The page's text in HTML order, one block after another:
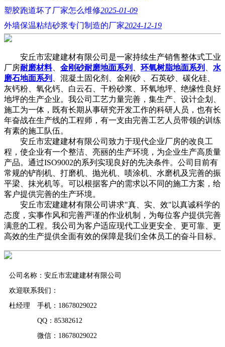
塑胶跑道坏了厂家怎么维修2025-01-09
外墙保温粘结砂浆专门制造的厂家2024-12-19
安丘市宏建建材有限公司是一家持续生产销售整体式工业
厂房耐磨材料、 金刚砂耐磨地面系列 环氧树脂地面系列
水
磨石地面系列
、混凝土固化剂、金刚砂 、石英砂、碳化硅、
灰钙粉、氧化钙、白云石、干粉砂浆、环氧地坪、绝缘性良好
地坪的生产企业。我公司工艺力量完善，集生产、设计企划、
施工为一体，既有长期从事研究开发工作的科研人员，也有长
年奋战在生产线的工程师，有一支由完善工艺人员带领的训练
有素的施工队伍。
安丘市宏建建材有限公司致力于现代企业厂房的改良工
程，使企业有一个整洁、亮丽的生产环境，为企业生产高质量
产品。通过ISO9002的系列实现良好的先决条件。公司目前有
常规的铲削机、打磨机、抛光机、啧涂机、水磨机及完善的振
平梁、抹光机等。可以根据客户的需求以不同的施工方案，给
客户提供完善的生产环境。
安丘市宏建建材有限公司讲求"真、实、效"以真诚科学的
态度，实事作风和完善严谨的作业机制，为每位客户提供完善
满意的工程。我公司为客户适应现代工业更安全、更可靠、更
高效的生产提供全面有效的保障是我们全体员工的奋斗目标。
公司名称：安丘市宏建建材有限公司
欢迎联系我们：
杜经理 手机：18678029022
QQ：85382612
微信：18678029022